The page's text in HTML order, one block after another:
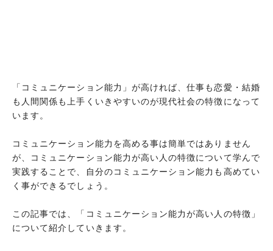
「コミュニケーション能力」が高ければ、仕事も恋愛・結婚
も人間関係も上手くいきやすいのが現代社会の特徴になって
います。
コミュニケーション能力を高める事は簡単ではありません
が、コミュニケーション能力が高い人の特徴について学んで
実践することで、自分のコミュニケーション能力も高めてい
く事ができるでしょう。
この記事では、「コミュニケーション能力が高い人の特徴」
について紹介していきます。